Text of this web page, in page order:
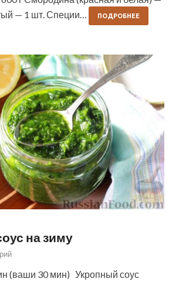
— 1 шт. Специи…
ПОДРОБНЕЕ
на зиму
(ваши 30 мин) Укропный соус